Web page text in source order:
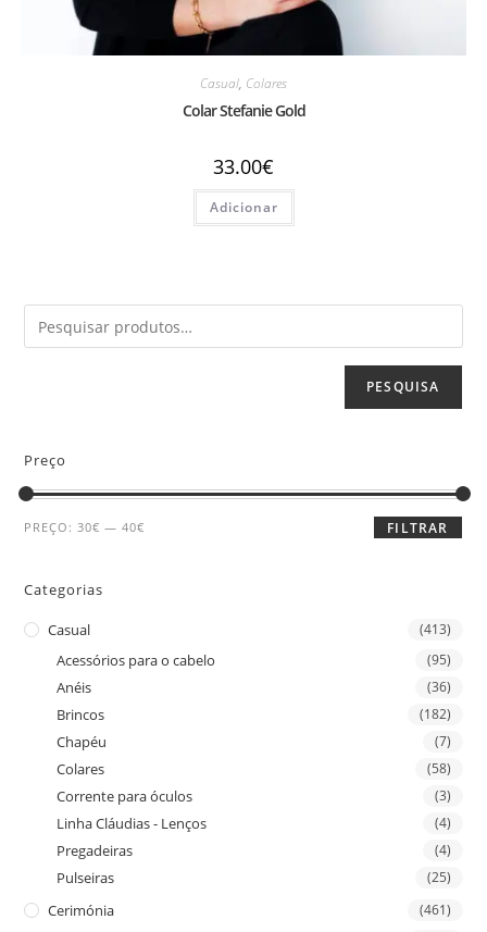
Casual, Colares
Colar Stefanie Gold
33.00€
Adicionar
PESQUISA
Preço
FILTRAR
PREÇO:30€ —40€
Categorias
Casual (413)
Acessórios para o cabelo (95)
Anéis (36)
Brincos (182)
Chapéu (7)
Colares (58)
Corrente para óculos (3)
Linha Cláudias - Lenços (4)
Pregadeiras (4)
Pulseiras (25)
Cerimónia (461)